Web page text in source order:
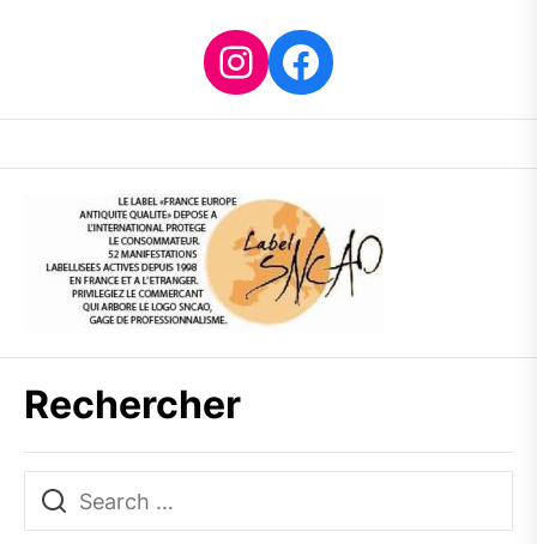
Instagram
Facebook
Rechercher